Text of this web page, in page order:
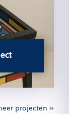
projecten